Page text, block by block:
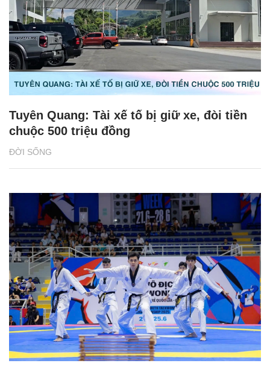
ĐỜI SỐNG
Tuyên Quang: Tài xế tố bị giữ xe, đòi tiền
chuộc 500 triệu đồng